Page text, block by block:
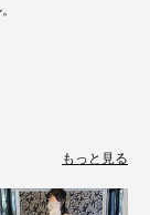
もっと見る